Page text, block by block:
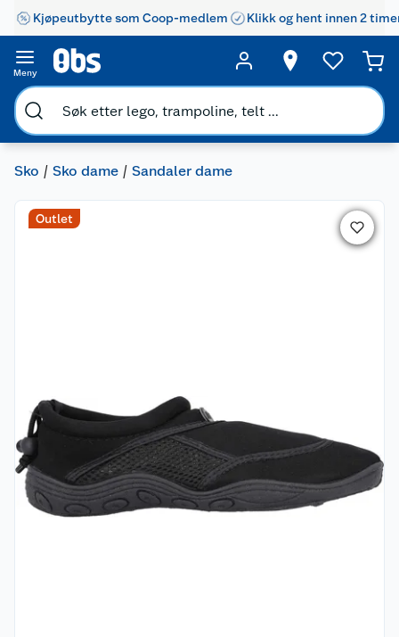
Kjøpeutbytte som Coop-medlem Klikk og hent innen 2
Meny
Sko Sko dame Sandaler dame
Outlet